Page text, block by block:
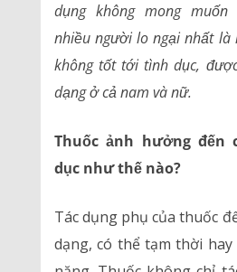
dụng không mong
nhiều người lo ngại nhất là
không tốt tới tình dục,
dạng ở cả nam và nữ.
Thuốc ảnh hưởng đến
dục như thế nào?
Tác dụng phụ của thuốc
dạng, có thể tạm thời